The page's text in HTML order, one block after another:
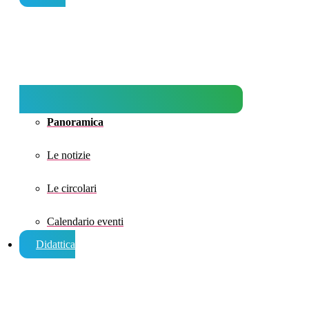
Panoramica
Le notizie
Le circolari
Calendario eventi
Didattica